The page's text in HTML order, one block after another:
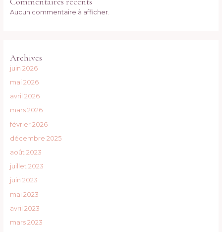
Aucun commentaire à afficher.
Archives
juin 2026
mai 2026
avril 2026
mars 2026
février 2026
décembre 2025
août 2023
juillet 2023
juin 2023
mai 2023
avril 2023
mars 2023